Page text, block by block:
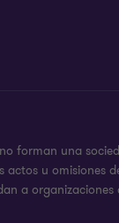
forman una
actos u omisiones
a organizaciones